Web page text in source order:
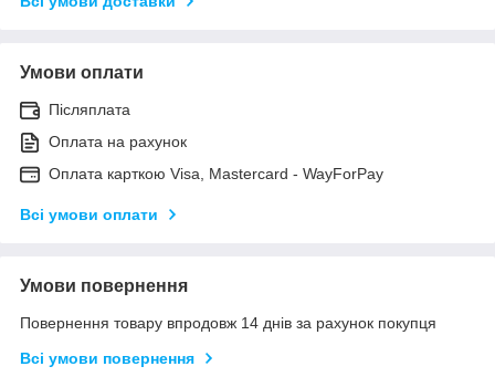
Умови оплати
Післяплата
Оплата на рахунок
Оплата карткою Visa, Mastercard - WayForPay
Всі умови оплати
Умови повернення
Повернення товару впродовж 14 днів за рахунок покупця
Всі умови повернення